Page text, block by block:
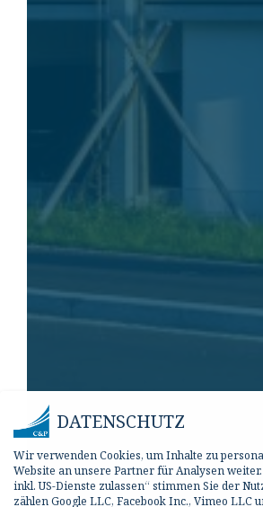
DATENSCHUTZ
Wir verwenden Cookies, um Inhalte zu
Website an unsere Partner für Analysen
inkl. US-Dienste zulassen“ stimmen Sie der
zählen Google LLC, Facebook Inc., Vimeo LLC